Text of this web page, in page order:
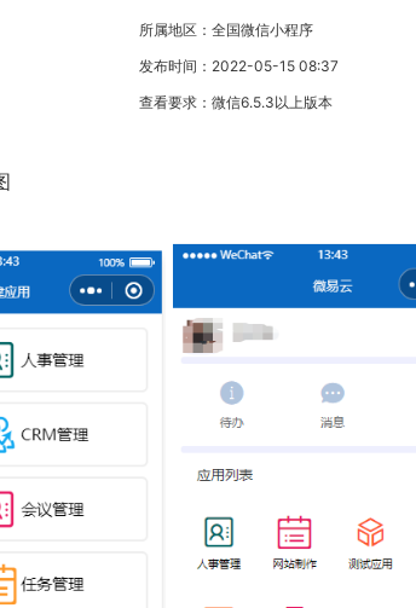
所属地区：全国微信小程序
发布时间：2022-05-15 08:37
查看要求：微信6.5.3以上版本